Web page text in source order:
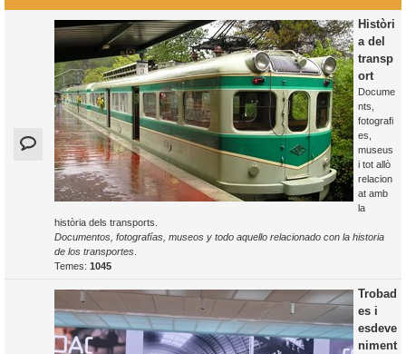
Històri
a del
transp
ort
Docume
nts,
fotografi
es,
museus
i tot allò
relacion
at amb
la
història dels transports.
Documentos, fotografías, museos y todo aquello relacionado con la historia
de los transportes
Temes: 1045
Trobad
es i
esdeve
niment